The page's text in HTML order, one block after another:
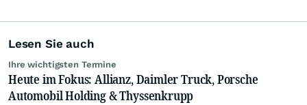
Lesen Sie auch
Ihre wichtigsten Termine
Heute im Fokus: Allianz, Daimler Truck, Porsche
Automobil Holding & Thyssenkrupp